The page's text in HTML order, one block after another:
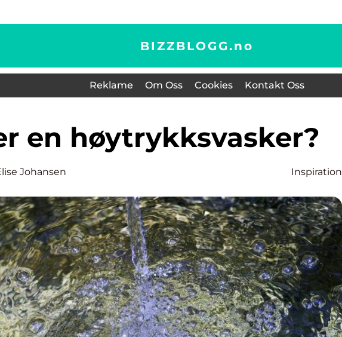
BIZZBLOGG.no
Reklame Om Oss Cookies Kontakt Oss
er en høytrykksvasker?
Johansen Inspiration